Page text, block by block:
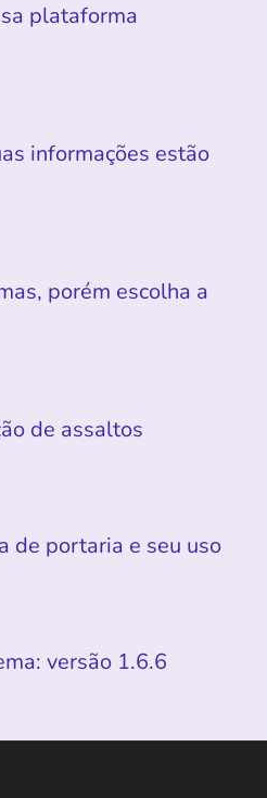
plataforma
informações estão
porém escolha a
de assaltos
de portaria e seu uso
versão 1.6.6